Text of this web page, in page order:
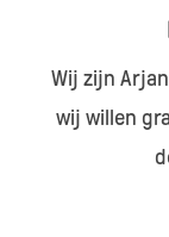
Wij zijn
wij willen